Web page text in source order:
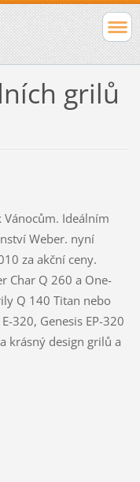
grilů
Ideálním
Weber. nyní
za akční ceny.
Char Q 260 a One-
Q 140 Titan nebo
320, Genesis EP-320
krásný design grilů a